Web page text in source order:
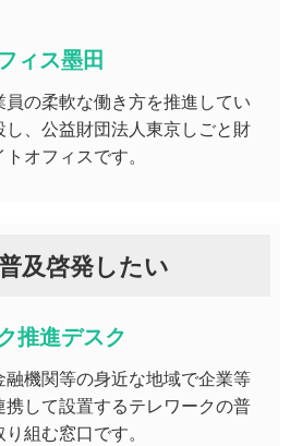
ィス墨田
の柔軟な働き方を推進してい
し、公益財団法人東京しごと財
オフィスです。
及啓発したい
推進デスク
機関等の身近な地域で企業等
して設置するテレワークの普
組む窓口です。